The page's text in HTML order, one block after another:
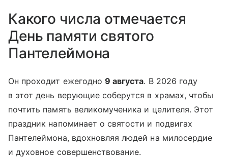
Какого числа отмечается
День памяти святого
Пантелеймона
Он проходит ежегодно9 августа. В 2026 году
в этот день верующие соберутся в храмах, чтобы
почтить память великомученика и целителя. Этот
праздник напоминает о святости и подвигах
Пантелеймона, вдохновляя людей на милосердие
и духовное совершенствование.